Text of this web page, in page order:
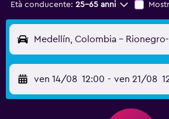
Età conducente: 25-65 anni
ven 14/08 12:00 - ven 21/08